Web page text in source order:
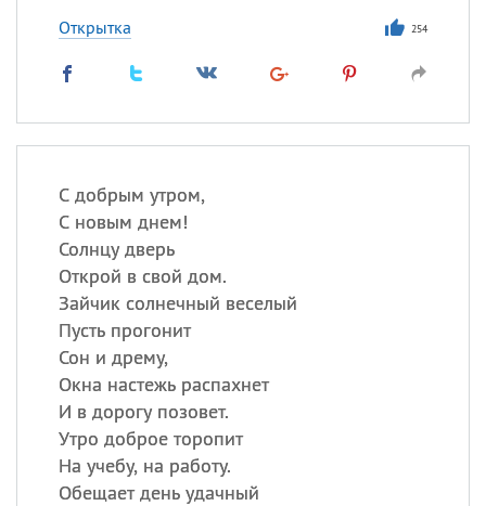
Открытка 254
С добрым утром,
С новым днем!
Солнцу дверь
Открой в свой дом.
Зайчик солнечный веселый
Пусть прогонит
Сон и дрему,
Окна настежь распахнет
И в дорогу позовет.
Утро доброе торопит
На учебу, на работу.
Обещает день удачный